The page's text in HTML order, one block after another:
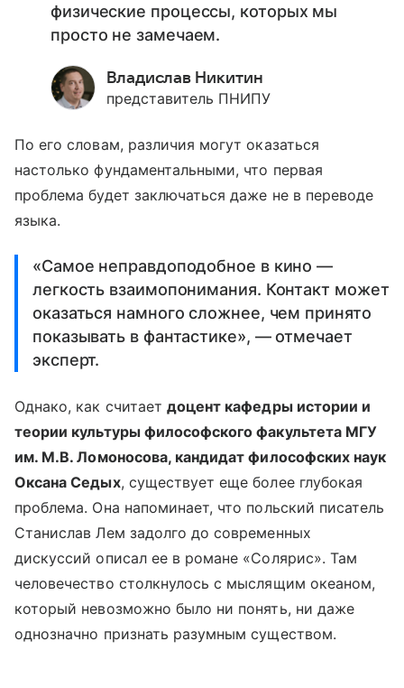
физические процессы, которых мы
просто не замечаем.
Владислав Никитин
представитель ПНИПУ
По его словам, различия могут оказаться
настолько фундаментальными, что первая
проблема будет заключаться даже не в переводе
языка.
«Самое неправдоподобное в кино —
легкость взаимопонимания. Контакт может
оказаться намного сложнее, чем принято
показывать в фантастике», — отмечает
эксперт.
Однако, как считает доцент кафедры истории и
теории культуры философского факультета МГУ
им. М.В. Ломоносова, кандидат философских наук
Оксана Седых, существует еще более глубокая
проблема. Она напоминает, что польский писатель
Станислав Лем задолго до современных
дискуссий описал ее в романе «Солярис». Там
человечество столкнулось с мыслящим океаном,
который невозможно было ни понять, ни даже
однозначно признать разумным существом.